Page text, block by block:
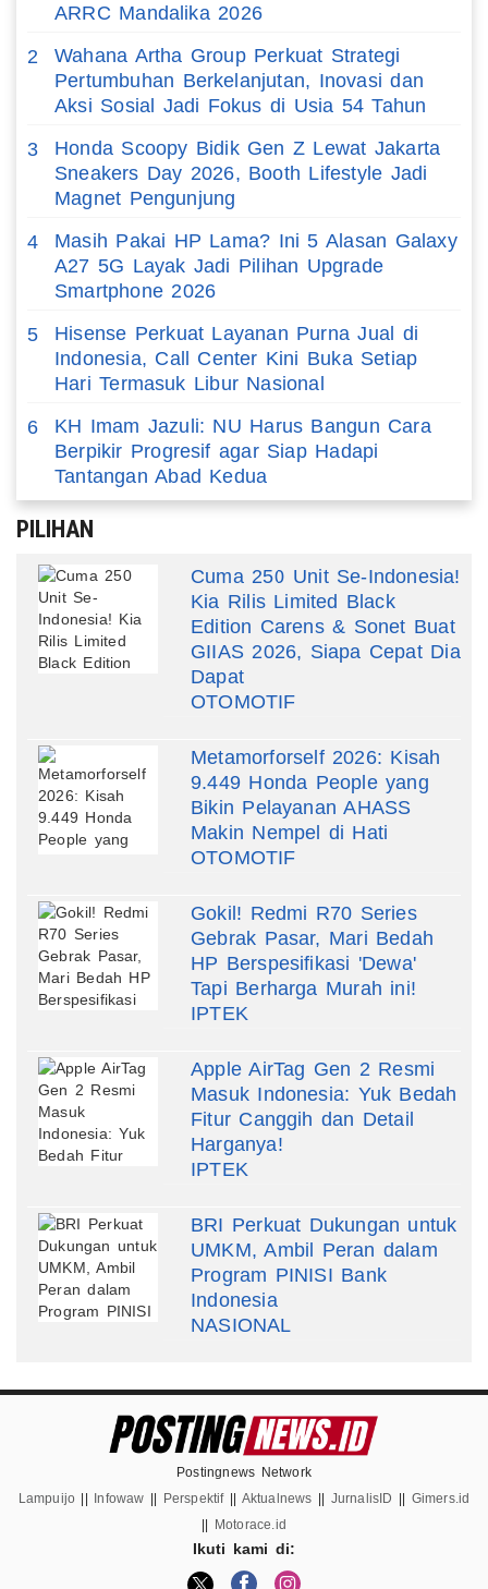
ARRC Mandalika 2026
2
Wahana Artha Group Perkuat Strategi
Pertumbuhan Berkelanjutan, Inovasi dan
Aksi Sosial Jadi Fokus di Usia 54 Tahun
3
Honda Scoopy Bidik Gen Z Lewat Jakarta
Sneakers Day 2026, Booth Lifestyle Jadi
Magnet Pengunjung
4
Masih Pakai HP Lama? Ini 5 Alasan Galaxy
A27 5G Layak Jadi Pilihan Upgrade
Smartphone 2026
5
Hisense Perkuat Layanan Purna Jual di
Indonesia, Call Center Kini Buka Setiap
Hari Termasuk Libur Nasional
6
KH Imam Jazuli: NU Harus Bangun Cara
Berpikir Progresif agar Siap Hadapi
Tantangan Abad Kedua
PILIHAN
Cuma 250 Unit Se-Indonesia!
Kia Rilis Limited Black
Edition Carens & Sonet Buat
GIIAS 2026, Siapa Cepat Dia
Dapat
OTOMOTIF
Metamorforself 2026: Kisah
9.449 Honda People yang
Bikin Pelayanan AHASS
Makin Nempel di Hati
OTOMOTIF
Gokil! Redmi R70 Series
Gebrak Pasar, Mari Bedah
HP Berspesifikasi 'Dewa'
Tapi Berharga Murah ini!
IPTEK
Apple AirTag Gen 2 Resmi
Masuk Indonesia: Yuk Bedah
Fitur Canggih dan Detail
Harganya!
IPTEK
BRI Perkuat Dukungan untuk
UMKM, Ambil Peran dalam
Program PINISI Bank
Indonesia
NASIONAL
Postingnews Network
Lampuijo
Infowaw Perspektif|| Aktualnews JurnalisID
Gimers.id
Motorace.id
Ikuti kami di: